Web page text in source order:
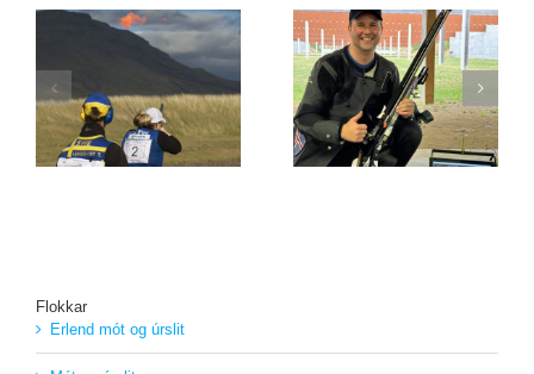
Jón Þór sigraði í
Svíþjóð
Evrópumeistaramótinu
í Króatíu lokið
Flokkar
Erlend mót og úrslit